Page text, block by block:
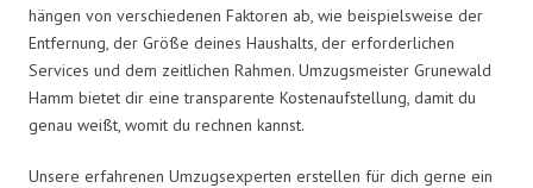
hängen von verschiedenen Faktoren ab, wie beispielsweise der
Entfernung, der Größe deines Haushalts, der erforderlichen
Services und dem zeitlichen Rahmen. Umzugsmeister Grunewald
Hamm bietet dir eine transparente Kostenaufstellung, damit du
genau weißt, womit du rechnen kannst.
Unsere erfahrenen Umzugsexperten erstellen für dich gerne ein